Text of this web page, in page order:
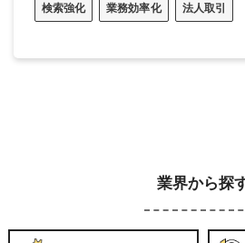
検索強化 業務効率化 法人取引
業界から探